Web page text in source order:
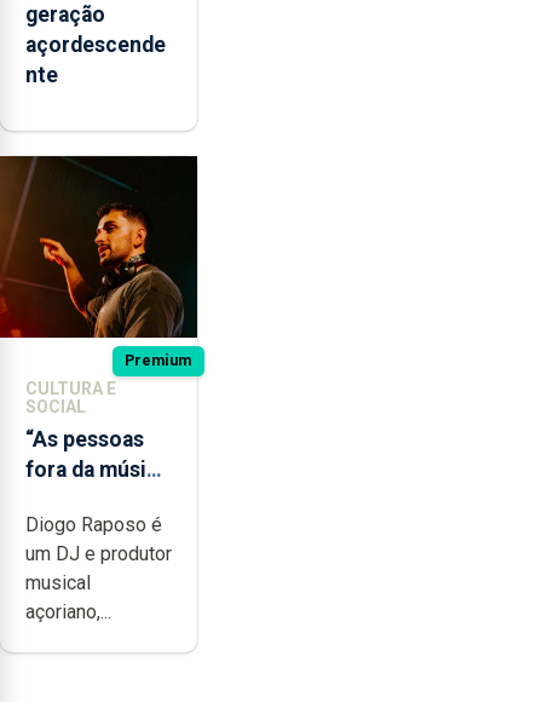
geração
açordescende
nte
Premium
CULTURA E
SOCIAL
“As pessoas
fora da música
noção do quão
difícil é
produzir uma
música”
Diogo Raposo é
um DJ e produtor
musical
açoriano,...